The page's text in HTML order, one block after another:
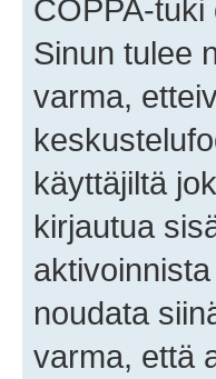
COPPA-tuki
Sinun tulee
varma,
käyttäjiltä
kirjautua
noudata
varma, että